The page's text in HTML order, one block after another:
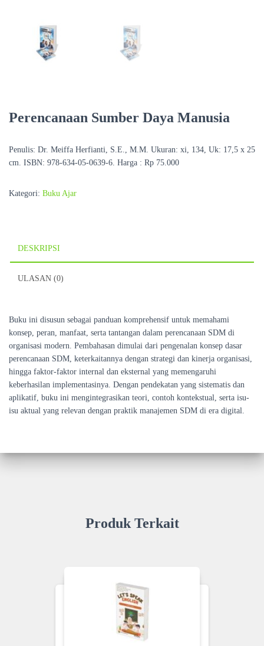
Perencanaan Sumber Daya Manusia
Penulis: Dr. Meiffa Herfianti, S.E., M.M. Ukuran: xi, 134, Uk: 17,5 x 25
cm. ISBN: 978-634-05-0639-6. Harga : Rp 75.000
Kategori: Buku Ajar
DESKRIPSI
ULASAN (0)
Buku ini disusun sebagai panduan komprehensif untuk memahami
konsep, peran, manfaat, serta tantangan dalam perencanaan SDM di
organisasi modern. Pembahasan dimulai dari pengenalan konsep dasar
perencanaan SDM, keterkaitannya dengan strategi dan kinerja organisasi,
hingga faktor-faktor internal dan eksternal yang memengaruhi
keberhasilan implementasinya. Dengan pendekatan yang sistematis dan
aplikatif, buku ini mengintegrasikan teori, contoh kontekstual, serta isu-
isu aktual yang relevan dengan praktik manajemen SDM di era digital.
Produk Terkait